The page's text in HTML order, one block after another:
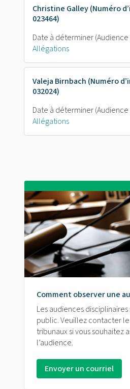
Christine Galley (Numéro
023464)
Date à déterminer
Allégations
Valeja Birnbach (Numéro
032024)
Date à déterminer
Allégations
Comment observer une
Les audiences
public. Veuillez contacter
tribunaux si vous souhaitez
l’audience.
Envoyer un courriel